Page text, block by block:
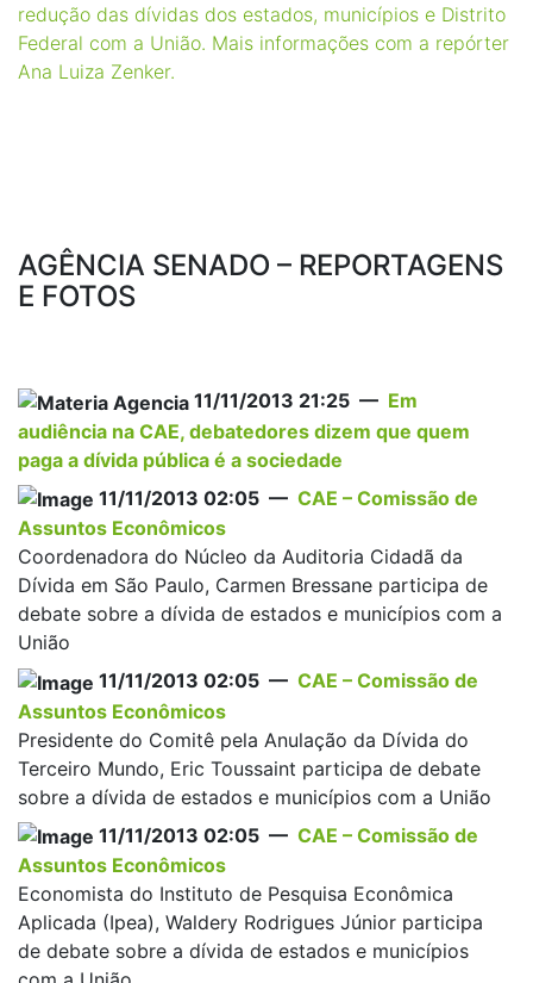
redução das dívidas dos estados, municípios e Distrito
Federal com a União. Mais informações com a repórter
Ana Luiza Zenker.
AGÊNCIA SENADO – REPORTAGENS
E FOTOS
11/11/2013 21:25 — Em
audiência na CAE, debatedores dizem que quem
paga a dívida pública é a sociedade
11/11/2013 02:05 — CAE – Comissão de
Assuntos Econômicos
Coordenadora do Núcleo da Auditoria Cidadã da
Dívida em São Paulo, Carmen Bressane participa de
debate sobre a dívida de estados e municípios com a
União
11/11/2013 02:05 — CAE – Comissão de
Assuntos Econômicos
Presidente do Comitê pela Anulação da Dívida do
Terceiro Mundo, Eric Toussaint participa de debate
sobre a dívida de estados e municípios com a União
11/11/2013 02:05 — CAE – Comissão de
Assuntos Econômicos
Economista do Instituto de Pesquisa Econômica
Aplicada (Ipea), Waldery Rodrigues Júnior participa
de debate sobre a dívida de estados e municípios